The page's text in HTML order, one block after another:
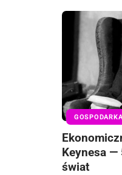
GOSPODARKA
Keynesa —
świat